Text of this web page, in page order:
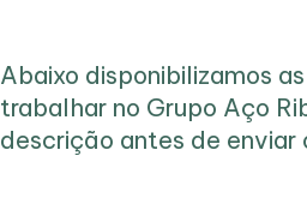
Abaixo disponibilizamos
trabalhar no Grupo Aço
descrição antes de enviar